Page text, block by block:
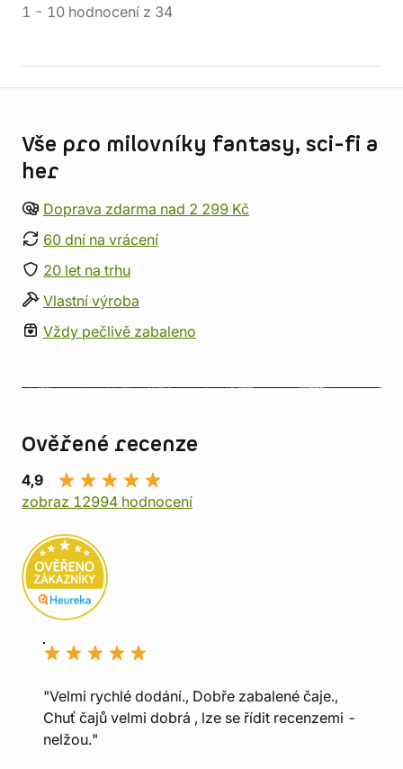
1 - 10 hodnocení z 34
Vše pro milovníky fantasy, sci-fi a
her
Doprava zdarma nad 2 299 Kč
60 dní na vrácení
20 let na trhu
Vlastní výroba
Vždy pečlivě zabaleno
Ověřené recenze
4,9
zobraz 12994 hodnocení
"Velmi rychlé dodání., Dobře zabalené čaje.,
Chuť čajů velmi dobrá , lze se řídit recenzemi -
nelžou."